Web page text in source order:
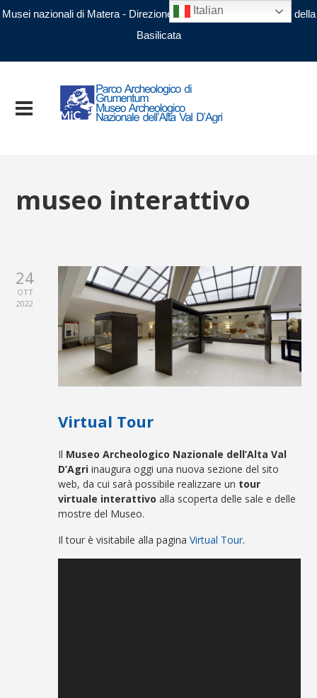
Musei nazionali di Matera - Direzione regionale Musei nazionali della
Basilicata
museo interattivo
24
OTT
2022
Virtual Tour
Il Museo Archeologico Nazionale dell’Alta Val
D’Agri inaugura oggi una nuova sezione del sito
web, da cui sarà possibile realizzare un tour
virtuale interattivo alla scoperta delle sale e delle
mostre del Museo.
Il tour è visitabile alla paginaVirtual Tour.
Italian